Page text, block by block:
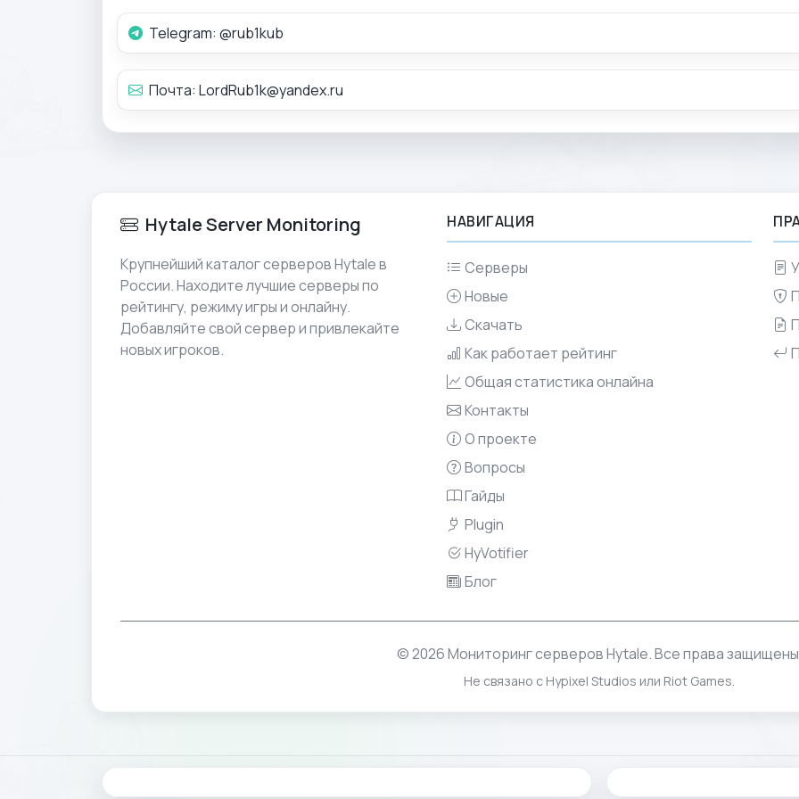
Telegram: @rub1kub
Почта: LordRub1k@yandex.ru
Hytale Server Monitoring
Крупнейший каталог серверов Hytale в
России. Находите лучшие серверы по
рейтингу, режиму игры и онлайну.
Добавляйте свой сервер и привлекайте
новых игроков.
НАВИГАЦИЯ
Серверы
Новые
Скачать
Как работает рейтинг
Общая статистика онлайна
Контакты
О проекте
Вопросы
Гайды
Plugin
HyVotifier
Блог
© 2026 Мониторинг серверов Hytale. Все права
Не связано с Hypixel Studios или Riot Games.